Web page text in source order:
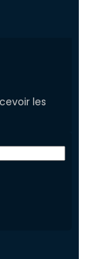
les